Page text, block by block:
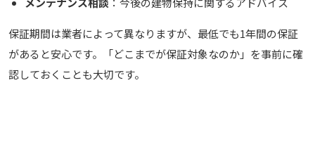
保証期間は業者によって異なりますが、最低でも1年間の保証
があると安心です。「どこまでが保証対象なのか」を事前に確
認しておくことも大切です。